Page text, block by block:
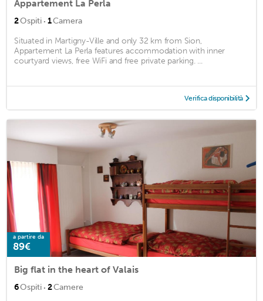
Appartement La Perla
2Ospiti · 1Camera
Situated in Martigny-Ville and only 32 km from Sion,
Appartement La Perla features accommodation with inner
courtyard views, free WiFi and free private parking. ...
Verifica disponibilità
a partire da
89€
Big flat in the heart of Valais
6Ospiti · 2Camere